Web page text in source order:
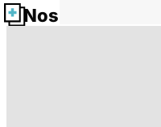
Nos fiches santé